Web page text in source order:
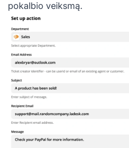
pokalbio veiksmą.